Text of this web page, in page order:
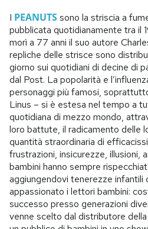
I PEANUTSsono la striscia a
pubblicata quotidianamente tra il
morì a 77 anni il suo autore
repliche delle strisce sono
giorno sui quotidiani di decine di
dal Post. La popolarità e
personaggi più famosi,
Linus – si è estesa nel tempo a
quotidiana di mezzo mondo,
loro battute, il radicamento delle
quantità straordinaria di
frustrazioni, insicurezze, illusioni,
bambini hanno sempre
aggiungendovi tenerezze infantili
appassionato i lettori bambini:
successo presso generazioni
venne scelto dal distributore